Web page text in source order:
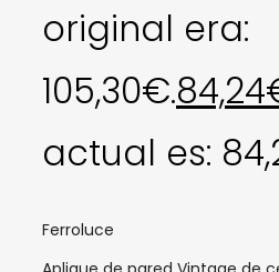
original era:
105,30€.84,24
actual es:
Ferroluce